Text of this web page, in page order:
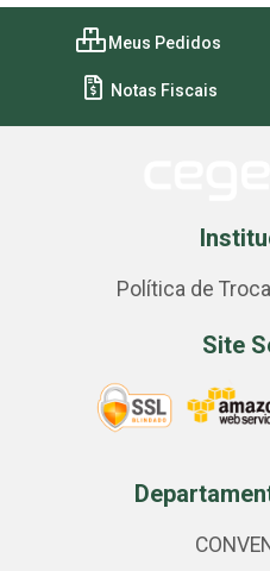
Meus Pedidos
Notas Fiscais
Política de
Site